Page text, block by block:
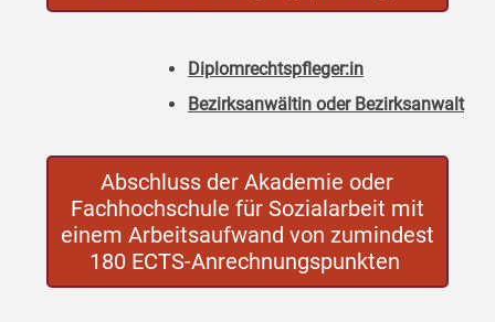
Diplomrechtspfleger:in
Bezirksanwältin oder Bezirksanwalt
Abschluss der Akademie oder
Fachhochschule für Sozialarbeit mit
einem Arbeitsaufwand von zumindest
180 ECTS-Anrechnungspunkten